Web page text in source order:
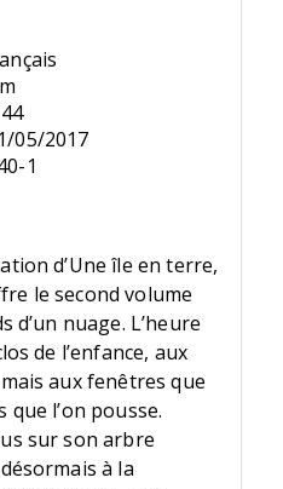
05/2017
1
d’Une île en terre,
le second volume
d’un nuage. L’heure
de l’enfance, aux
aux fenêtres que
que l’on pousse.
sur son arbre
à la